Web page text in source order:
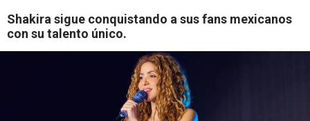
s
u
Shakira sigue conquistando a sus fans mexicanos
con su talento único.